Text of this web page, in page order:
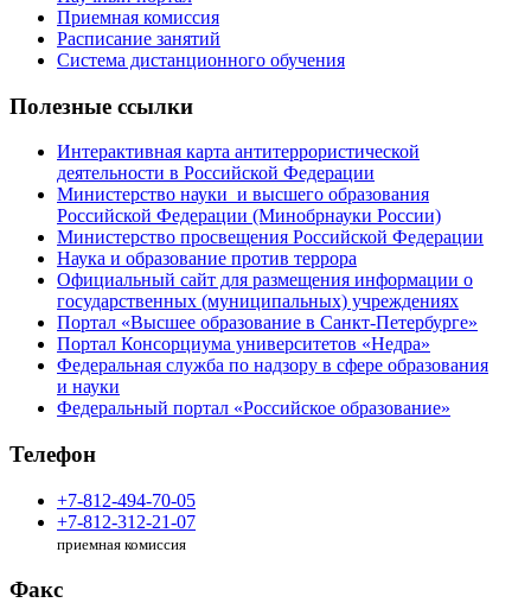
Приемная комиссия
Расписание занятий
Система дистанционного обучения
Полезные ссылки
Интерактивная карта антитеррористической
деятельности в Российской Федерации
Министерство науки и высшего образования
Российской Федерации (Минобрнауки России)
Министерство просвещения Российской Федерации
Наука и образование против террора
Официальный сайт для размещения информации о
государственных (муниципальных) учреждениях
Портал «Высшее образование в Санкт-Петербурге»
Портал Консорциума университетов «Недра»
Федеральная служба по надзору в сфере образования
и науки
Федеральный портал «Российское образование»
Телефон
+7-812-494-70-05
+7-812-312-21-07
приемная комиссия
Факс